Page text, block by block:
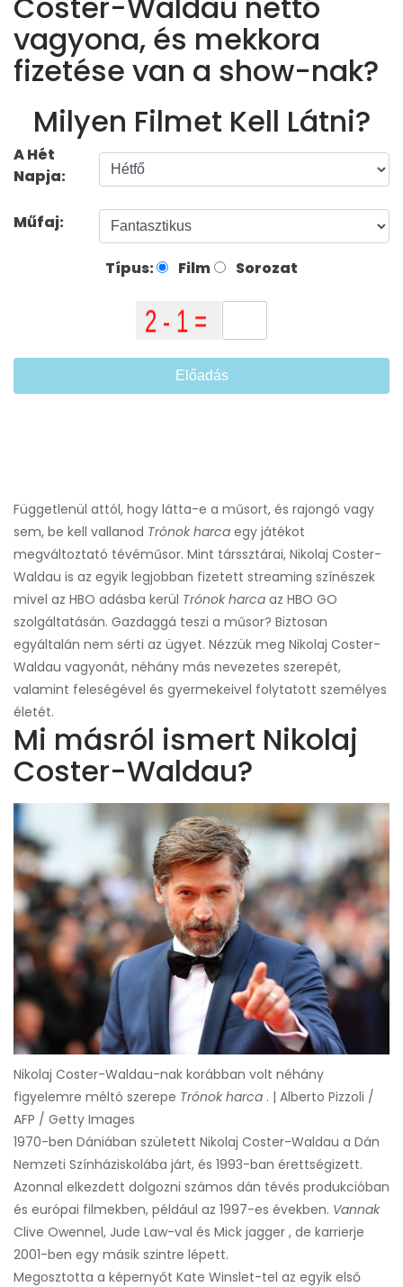
vagyona, és mekkora
fizetése van a show-nak?
Milyen Filmet Kell Látni?
A Hét
Napja:
Műfaj:
Típus: Film Sorozat
Előadás
Függetlenül attól, hogy látta-e a műsort, és rajongó vagy
sem, be kell vallanod Trónok harca egy játékot
megváltoztató tévéműsor. Mint társsztárai, Nikolaj Coster-
Waldau is az egyik legjobban fizetett streaming színészek
mivel az HBO adásba kerül Trónok harca az HBO GO
szolgáltatásán. Gazdaggá teszi a műsor? Biztosan
egyáltalán nem sérti az ügyet. Nézzük meg Nikolaj Coster-
Waldau vagyonát, néhány más nevezetes szerepét,
valamint feleségével és gyermekeivel folytatott személyes
életét.
Mi másról ismert Nikolaj
Coster-Waldau?
Nikolaj Coster-Waldau-nak korábban volt néhány
figyelemre méltó szerepe Trónok harca . | Alberto Pizzoli /
AFP / Getty Images
1970-ben Dániában született Nikolaj Coster-Waldau a Dán
Nemzeti Színháziskolába járt, és 1993-ban érettségizett.
Azonnal elkezdett dolgozni számos dán tévés produkcióban
és európai filmekben, például az 1997-es években. Vannak
Clive Owennel, Jude Law-val és Mick jagger , de karrierje
2001-ben egy másik szintre lépett.
Megosztotta a képernyőt Kate Winslet-tel az egyik első